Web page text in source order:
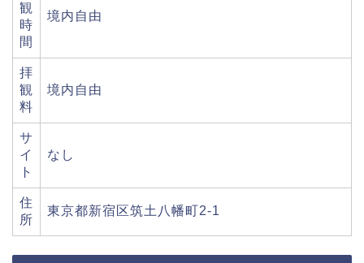
観
時
間
境内自由
拝
観
料
境内自由
サ
イ
ト
なし
住
所
東京都新宿区筑土八幡町2-1